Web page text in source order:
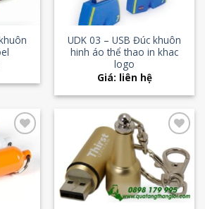
UDK 03 – USB Đúc khuôn
hinh áo thể thao in khac
logo
Giá: liên hệ
Add to
Wishlist
Wishlist